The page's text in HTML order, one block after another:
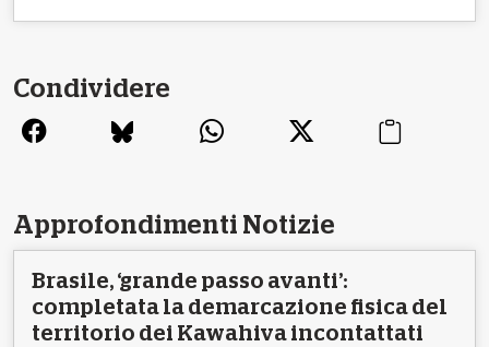
Condividere
Approfondimenti Notizie
Brasile, ‘grande passo avanti’:
completata la demarcazione fisica del
territorio dei Kawahiva incontattati